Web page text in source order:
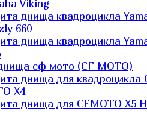
Viking
днища квадроцикла
660
днища квадроцикла
сф мото (CF MOTO)
днища для квадроцикла
X4
днища для CFMOTO X5